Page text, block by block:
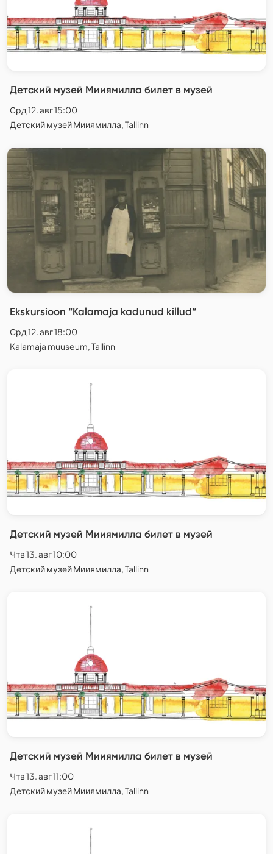
Детский музей Мииямилла билет в музей
Срд 12. авг 15:00
Детский музей Мииямилла, Tallinn
Ekskursioon “Kalamaja kadunud killud“
Срд 12. авг 18:00
Kalamaja muuseum, Tallinn
Детский музей Мииямилла билет в музей
Чтв 13. авг 10:00
Детский музей Мииямилла, Tallinn
Детский музей Мииямилла билет в музей
Чтв 13. авг 11:00
Детский музей Мииямилла, Tallinn